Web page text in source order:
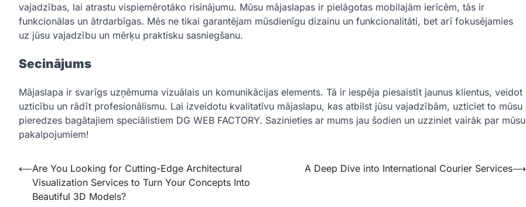
vajadzības, lai atrastu vispiemērotāko risinājumu. Mūsu mājaslapas ir pielāgotas mobilajām ierīcēm, tās ir
funkcionālas un ātrdarbīgas. Mēs ne tikai garantējam mūsdienīgu dizainu un funkcionalitāti, bet arī fokusējamies
uz jūsu vajadzību un mērķu praktisku sasniegšanu.
Secinājums
Mājaslapa ir svarīgs uzņēmuma vizuālais un komunikācijas elements. Tā ir iespēja piesaistīt jaunus klientus, veidot
uzticību un rādīt profesionālismu. Lai izveidotu kvalitatīvu mājaslapu, kas atbilst jūsu vajadzībām, uzticiet to mūsu
pieredzes bagātajiem speciālistiem DG WEB FACTORY. Sazinieties ar mums jau šodien un uzziniet vairāk par mūsu
pakalpojumiem!
Post
navigation
⟵Are You Looking for Cutting-Edge Architectural
Visualization Services to Turn Your Concepts Into
Beautiful 3D Models?
A Deep Dive into International Courier Services⟶